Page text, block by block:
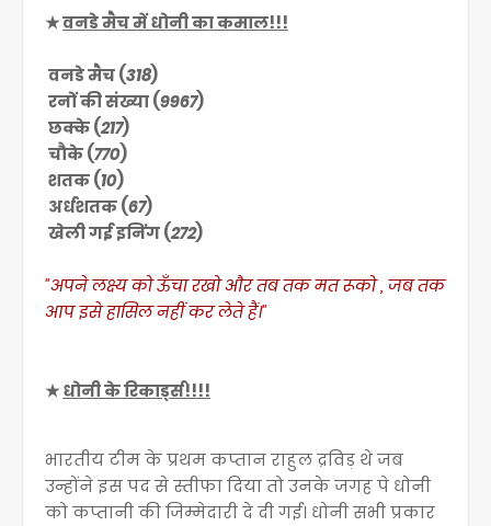
★वनडे मैच में धोनी का कमाल!!!
वनडे मैच (318)
रनों की संख्या (9967)
छक्के (217)
चौके (770)
शतक (10)
अर्धशतक (67)
खेली गई इनिंग (272)
"अपने लक्ष्य को ऊँचा रखो और तब तक मत रूको , जब तक
आप इसे हासिल नहीं कर लेते हैं।"
★धोनी के रिकार्ड्स!!!!
भारतीय टीम के प्रथम कप्तान राहुल द्रविड़ थे जब
उन्होंने इस पद से स्तीफा दिया तो उनके जगह पे धोनी
को कप्तानी की जिम्मेदारी दे दी गई। धोनी सभी प्रकार